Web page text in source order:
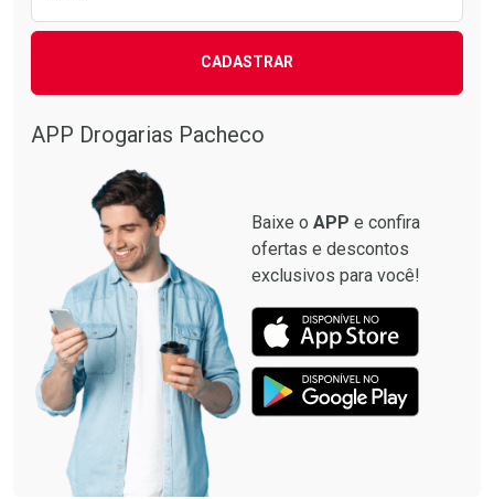
CADASTRAR
APP Drogarias Pacheco
Baixe o APP e confira
ofertas e descontos
exclusivos para você!